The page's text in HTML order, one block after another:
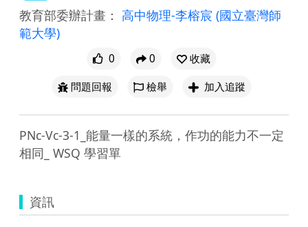
教育部委辦計畫： 高中物理-李榕宸 (國立臺灣師
範大學)
0 0
收藏
問題回報
檢舉 加入追蹤
PNc-Vc-3-1_能量一樣的系統，作功的能力不一定
相同_ WSQ 學習單
資訊